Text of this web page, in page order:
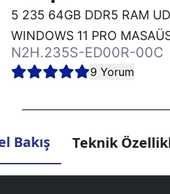
5 235 64GB DDR5 RAM
WINDOWS 11 PRO
N2H.235S-ED00R-00C
9 Yorum
Bakış Teknik